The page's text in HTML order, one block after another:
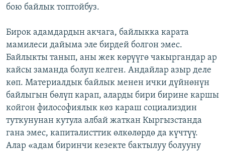
бою байлык топтойбуз.
Бирок адамдардын акчага, байлыкка карата
мамилеси дайыма эле бирдей болгон эмес.
Байлыкты танып, аны жек көрүүгө чакыргандар ар
кайсы заманда болуп келген. Андайлар азыр деле
көп. Материалдык байлык менен ички дүйнөнүн
байлыгын бөлүп карап, аларды бири бирине каршы
койгон философиялык көз караш социализдин
туткунунан кутула албай жаткан Кыргызстанда
гана эмес, капиталисттик өлкөлөрдө да күчтүү.
Алар «адам биринчи кезекте бактылуу болууну